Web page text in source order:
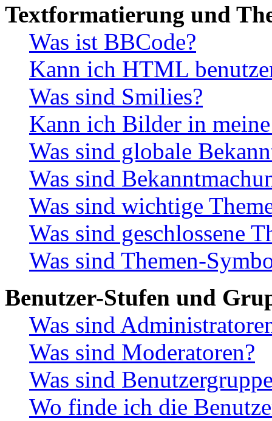
Textformatierung und
Was ist BBCode?
Kann ich HTML
Was sind Smilies?
Kann ich Bilder in
Was sind globale
Was sind
Was sind wichtige
Was sind geschlossene
Was sind Themen-
Benutzer-Stufen und
Was sind
Was sind Moderatoren?
Was sind
Wo finde ich die